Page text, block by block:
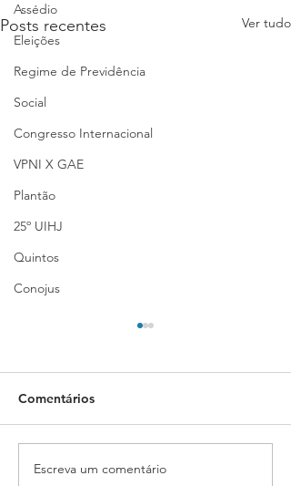
Assédio
Eleições
Regime de Previdência
Social
Congresso Internacional
VPNI X GAE
Plantão
25º UIHJ
Quintos
Conojus
Posts recentes Ver tudo
SINJUFEGO garante
Comentários
Escreva um comentário